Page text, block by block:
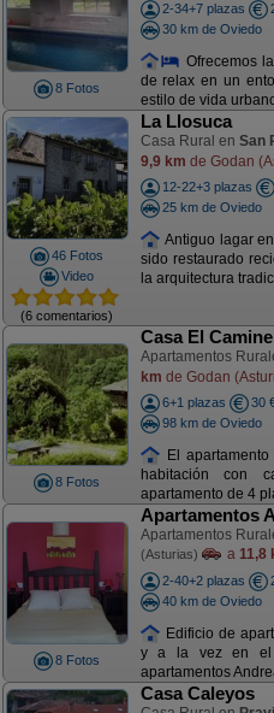
8 Fotos
2-34+7 plazas
30 km de Oviedo
Ofrecemos
de relax en un
estilo de vida
46 Fotos
Video
(6 comentarios)
La Llosuca
Casa Rural en San
9,9 km de Godan
12-22+3 plazas
25 km de Oviedo
Antiguo lagar
sido restaurado
la arquitectura
8 Fotos
Casa El
Apartamentos
km de Godan
6+1 plazas
30
98 km de Oviedo
El
habitación con
apartamento de 4
8 Fotos
Apartamentos
Apartamentos
(Asturias) a 11,8
2-40+2 plazas
40 km de Oviedo
Edificio de
y a la vez en el
apartamentos
Casa Caleyos